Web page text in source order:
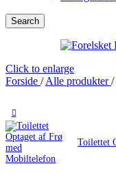
Search
Click to enlarge
Forside / Alle produkter/
Toilettet